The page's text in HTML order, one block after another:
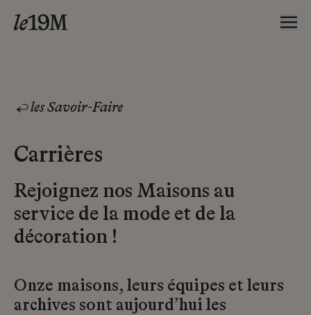
les Savoir-Faire
Carrières
Rejoignez nos Maisons au
service de la mode et de la
décoration !
Onze maisons, leurs équipes et leurs
archives sont aujourd’hui les